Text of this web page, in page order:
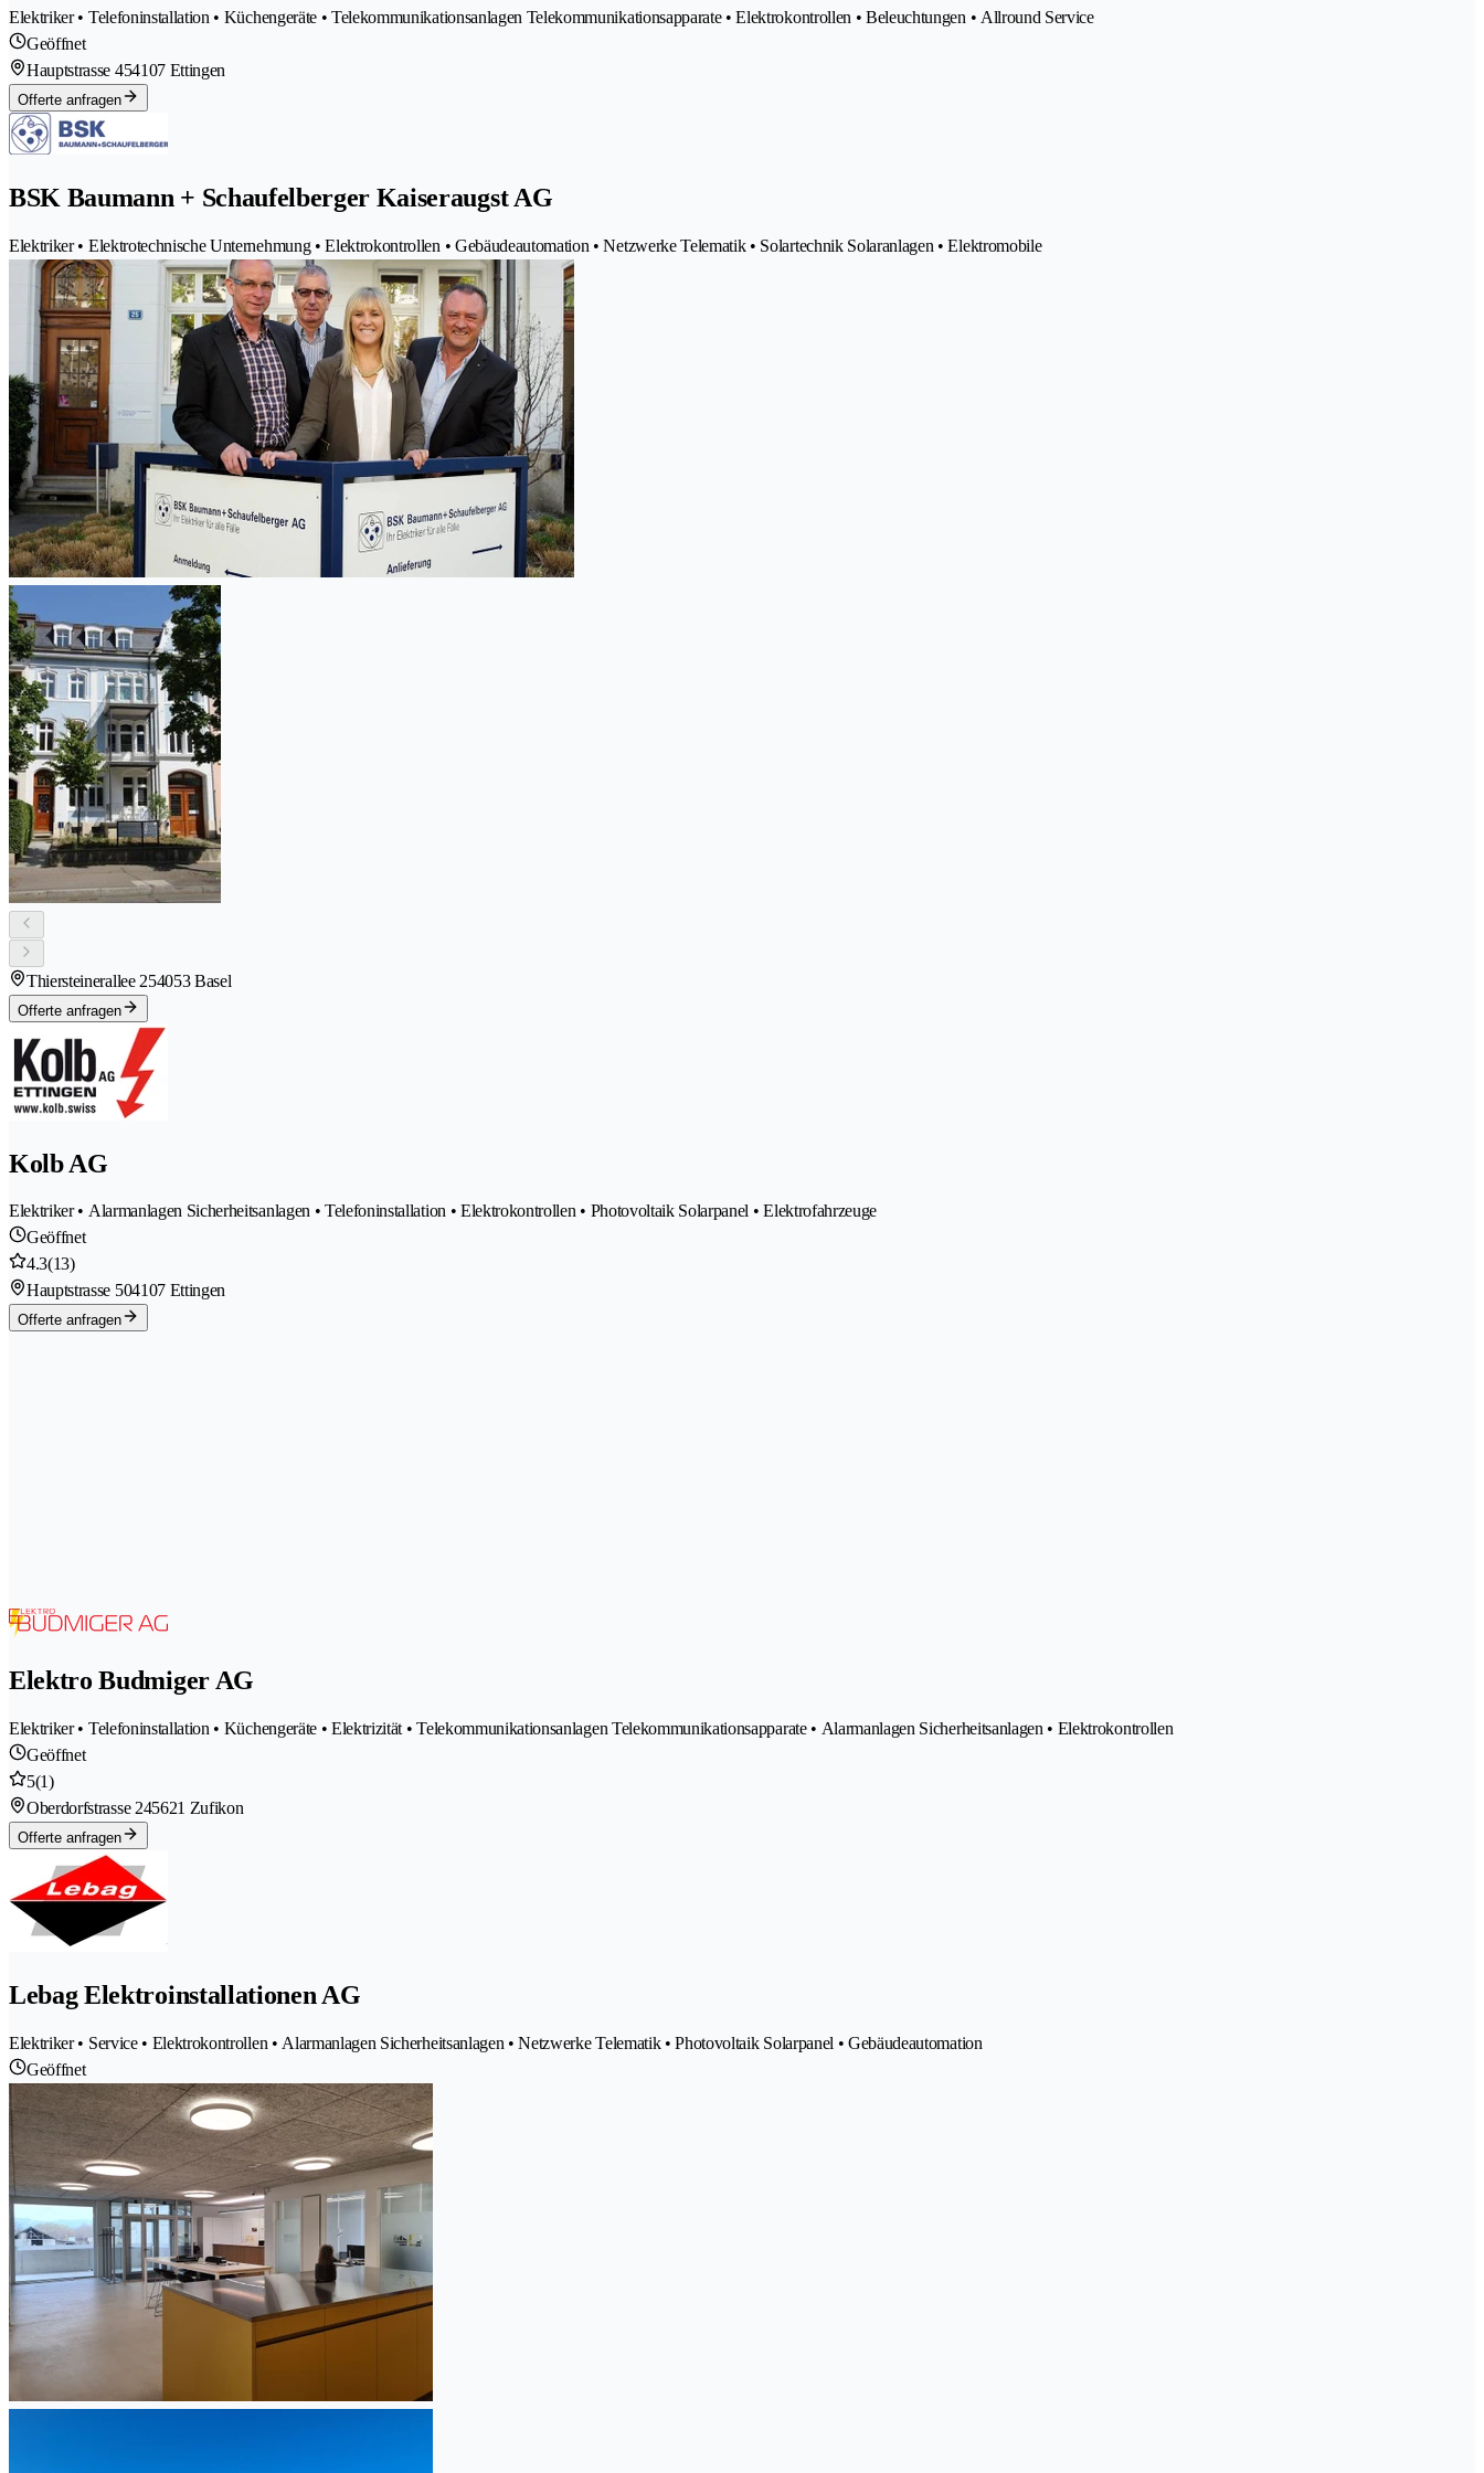
Elektriker • Telefoninstallation • Küchengeräte • Telekommunikationsanlagen Telekommunikationsapparate • Elektrokontrollen • Beleuchtungen • Allround Service
Geöffnet
Hauptstrasse 454107 Ettingen
Offerte anfragen
BSK Baumann + Schaufelberger Kaiseraugst AG
Elektriker • Elektrotechnische Unternehmung • Elektrokontrollen • Gebäudeautomation • Netzwerke Telematik • Solartechnik Solaranlagen • Elektromobile
Thiersteinerallee 254053 Basel
Offerte anfragen
Kolb AG
Elektriker • Alarmanlagen Sicherheitsanlagen • Telefoninstallation • Elektrokontrollen • Photovoltaik Solarpanel • Elektrofahrzeuge
Geöffnet
4.3(13)
Hauptstrasse 504107 Ettingen
Offerte anfragen
Elektro Budmiger AG
Elektriker • Telefoninstallation • Küchengeräte • Elektrizität • Telekommunikationsanlagen Telekommunikationsapparate • Alarmanlagen Sicherheitsanlagen • Elektrokontrollen
Geöffnet
5(1)
Oberdorfstrasse 245621 Zufikon
Offerte anfragen
Lebag Elektroinstallationen AG
Elektriker • Service • Elektrokontrollen • Alarmanlagen Sicherheitsanlagen • Netzwerke Telematik • Photovoltaik Solarpanel • Gebäudeautomation
Geöffnet